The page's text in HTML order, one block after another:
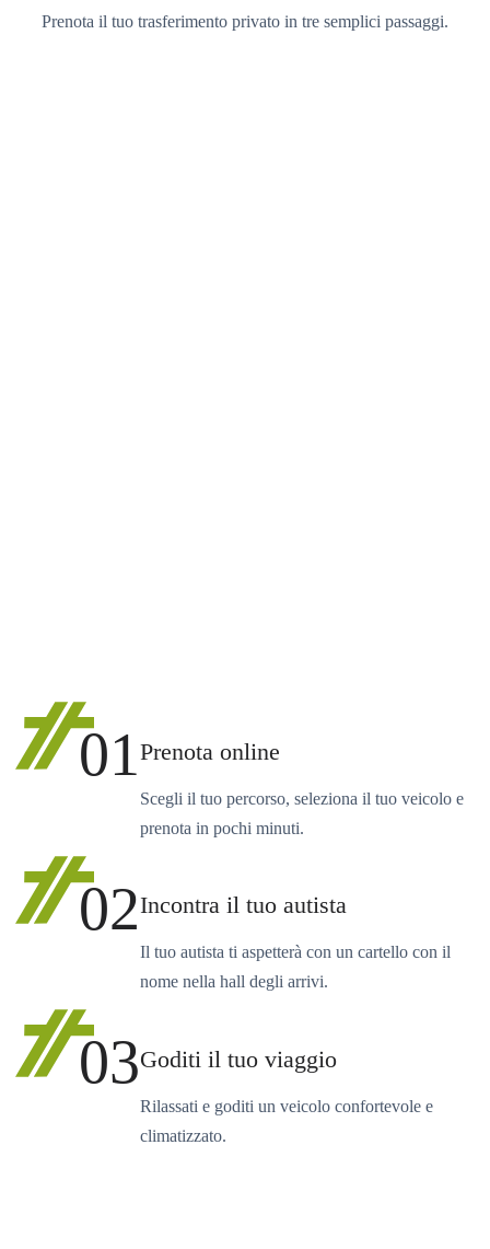
Prenota il tuo trasferimento privato in tre semplici passaggi.
01Prenota online
Scegli il tuo percorso, seleziona il tuo veicolo e
prenota in pochi minuti.
02Incontra il tuo autista
Il tuo autista ti aspetterà con un cartello con il
nome nella hall degli arrivi.
03Goditi il tuo viaggio
Rilassati e goditi un veicolo confortevole e
climatizzato.